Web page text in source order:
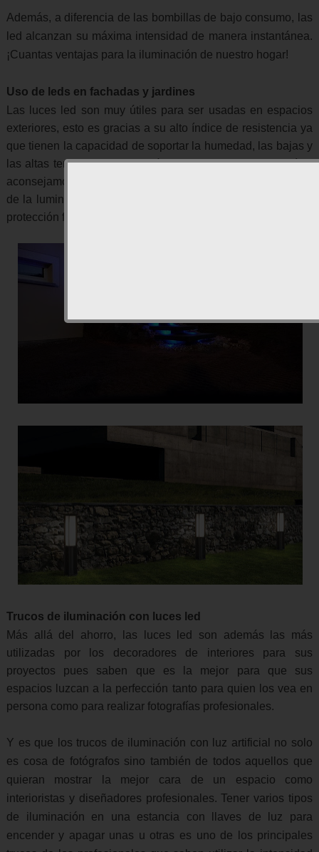
Además, a diferencia de las bombillas de bajo consumo, las
led alcanzan su máxima intensidad de manera instantánea.
¡Cuantas ventajas para la iluminación de nuestro hogar!
Uso de leds en fachadas y jardines
Las luces led son muy útiles para ser usadas en espacios
exteriores, esto es gracias a su alto índice de resistencia ya
que tienen la capacidad de soportar la humedad, las bajas y
las altas temperaturas, además de las vibraciones. Es sí, te
aconsejamos verificar siempre el IP (International Protection)
de la luminaria, esto es lo que definirá la estanqueidad y la
protección frente al uso exterior de las luces que adquieras.
Trucos de iluminación con luces led
Más allá del ahorro, las luces led son además las más
utilizadas por los decoradores de interiores para sus
proyectos pues saben que es la mejor para que sus
espacios luzcan a la perfección tanto para quien los vea en
persona como para realizar fotografías profesionales.
Y es que los trucos de iluminación con luz artificial no solo
es cosa de fotógrafos sino también de todos aquellos que
quieran mostrar la mejor cara de un espacio como
interioristas y diseñadores profesionales. Tener varios tipos
de iluminación en una estancia con llaves de luz para
encender y apagar unas u otras es uno de los principales